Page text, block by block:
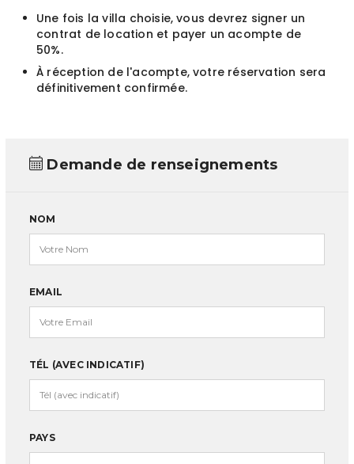
Une fois la villa choisie, vous devrez signer un
contrat de location et payer un acompte de
50%.
À réception de l'acompte, votre réservation sera
définitivement confirmée.
Demande de renseignements
NOM
EMAIL
TÉL (AVEC INDICATIF)
PAYS